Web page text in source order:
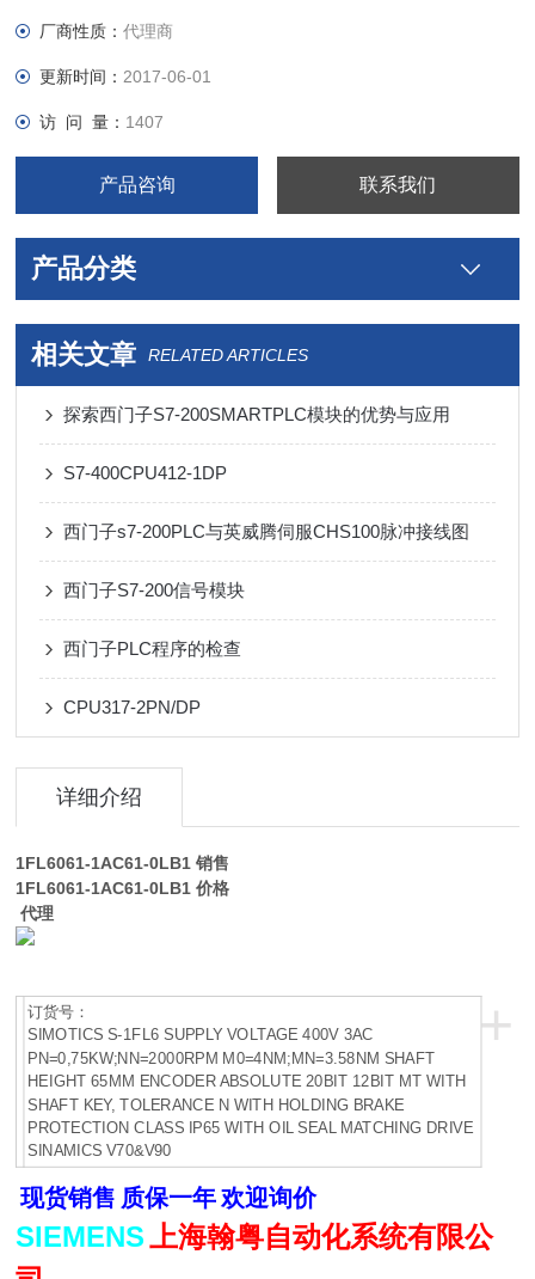
厂商性质：代理商
更新时间： 2017-06-01
访 问 量： 1407
产品咨询 联系我们
产品分类
相关文章 RELATED ARTICLES
探索西门子S7-200SMARTPLC模块的优势与应用
S7-400CPU412-1DP
西门子s7-200PLC与英威腾伺服CHS100脉冲接线图
西门子S7-200信号模块
西门子PLC程序的检查
CPU317-2PN/DP
详细介绍
1FL6061-1AC61-0LB1 销售
1FL6061-1AC61-0LB1 价格
代理
+
订货号：
SIMOTICS S-1FL6 SUPPLY VOLTAGE 400V 3AC
PN=0,75KW;NN=2000RPM M0=4NM;MN=3.58NM SHAFT
HEIGHT 65MM ENCODER ABSOLUTE 20BIT 12BIT MT WITH
SHAFT KEY, TOLERANCE N WITH HOLDING BRAKE
PROTECTION CLASS IP65 WITH OIL SEAL MATCHING DRIVE
SINAMICS V70&V90
现货销售 质保一年 欢迎询价
SIEMENS 上海翰粤自动化系统有限公